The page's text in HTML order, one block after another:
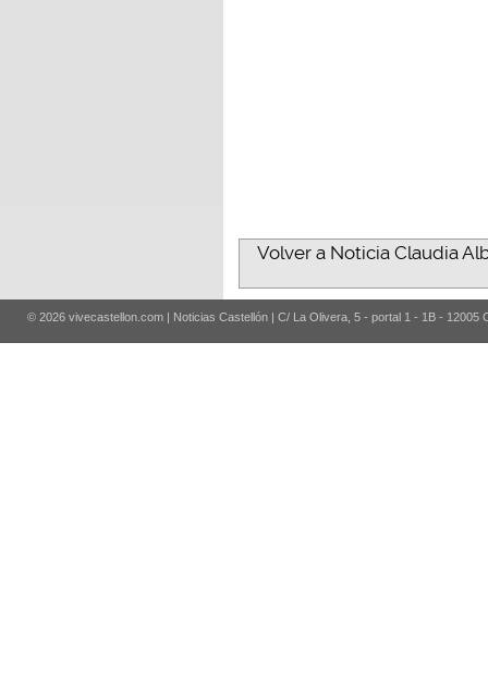
Volver a Noticia Claudia
© 2026 vivecastellon.com | Noticias Castellón | C/ La Olivera, 5 - portal 1 - 1B - 12005